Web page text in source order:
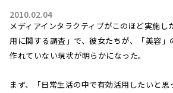
2010.02.04
メディアインタラクティブがこのほど実施し
用に関する調査」で、彼女たちが、「美容」
作れていない現状が明らかになった。
まず、「日常生活の中で有効活用したいと